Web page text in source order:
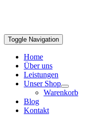
Toggle Navigation
Home
Über uns
Leistungen
Unser Shop
Warenkorb
Blog
Kontakt